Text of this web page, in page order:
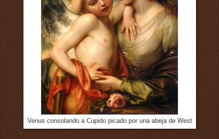
Venus consolando a Cupido picado por una abeja de West